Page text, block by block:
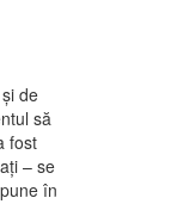
de
să
fost
– se
în